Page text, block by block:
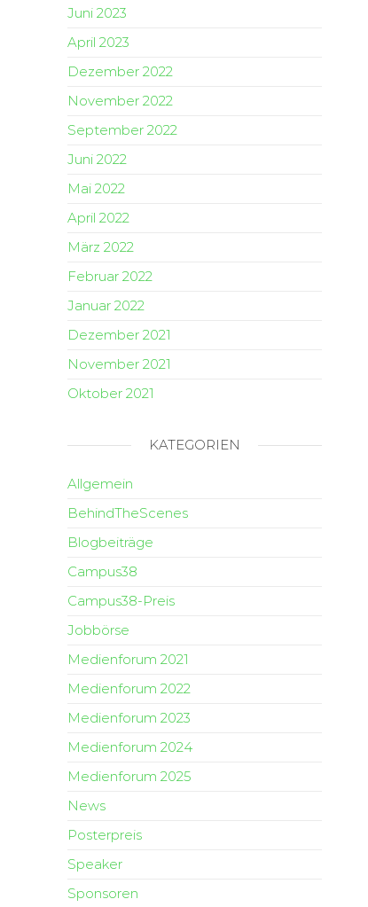
Juni 2023
April 2023
Dezember 2022
November 2022
September 2022
Juni 2022
Mai 2022
April 2022
März 2022
Februar 2022
Januar 2022
Dezember 2021
November 2021
Oktober 2021
KATEGORIEN
Allgemein
BehindTheScenes
Blogbeiträge
Campus38
Campus38-Preis
Jobbörse
Medienforum 2021
Medienforum 2022
Medienforum 2023
Medienforum 2024
Medienforum 2025
News
Posterpreis
Speaker
Sponsoren